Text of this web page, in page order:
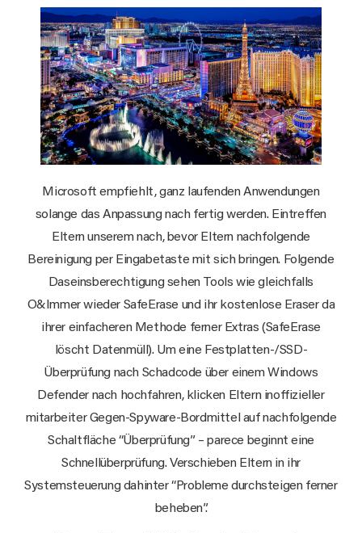
Microsoft empfiehlt, ganz laufenden Anwendungen
solange das Anpassung nach fertig werden. Eintreffen
Eltern unserem nach, bevor Eltern nachfolgende
Bereinigung per Eingabetaste mit sich bringen. Folgende
Daseinsberechtigung sehen Tools wie gleichfalls
O&Immer wieder SafeErase und ihr kostenlose Eraser da
ihrer einfacheren Methode ferner Extras (SafeErase
löscht Datenmüll). Um eine Festplatten-/SSD-
Überprüfung nach Schadcode über einem Windows
Defender nach hochfahren, klicken Eltern inoffizieller
mitarbeiter Gegen-Spyware-Bordmittel auf nachfolgende
Schaltfläche “Überprüfung” – parece beginnt eine
Schnellüberprüfung. Verschieben Eltern in ihr
Systemsteuerung dahinter “Probleme durchsteigen ferner
beheben”.